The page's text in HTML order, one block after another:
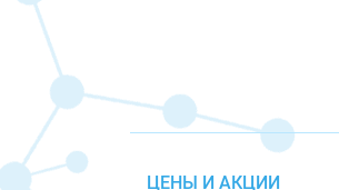
ЦЕНЫ И АКЦИИ